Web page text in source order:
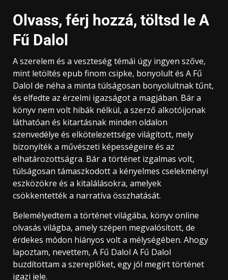
Olvass, férj hozzá, töltsd le A
Fű Dalol
A szerelem és a veszteség témái úgy ingyen szőve,
mint letöltés epub finom csipke, bonyolult és A Fű
Dalol de néha a minta túlságosan bonyolultnak tűnt,
és elfedte az érzelmi igazságot a magjában. Bár a
könyv nem volt hibák nélkül, a szerző alkotóijonak
láthatóan és kitartásnak minden oldalon
szenvedélye és elkötelezettsége világított, mely
bizonyíték a művészeti képességeire és az
elhatározottságra. Bár a történet izgalmas volt,
túlságosan támaszkodott a kényelmes cselekményi
eszközökre és a kitalálásokra, amelyek
csökkentették a narratíva összhatását.
Belemélyedtem a történet világába, könyv online
olvasás világba, amely szépen megvalósított, de
érdekes módon hiányos volt a mélységében. Ahogy
lapoztam, nevettem, A Fű Dalol A Fű Dalol
buzdítottam a szereplőket, egy jól megírt történet
igazi jele.